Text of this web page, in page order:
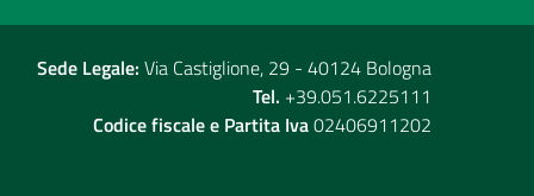
Sede Legale: Via Castiglione, 29 - 40124 Bologna
Tel. +39.051.6225111
Codice fiscale e Partita Iva02406911202